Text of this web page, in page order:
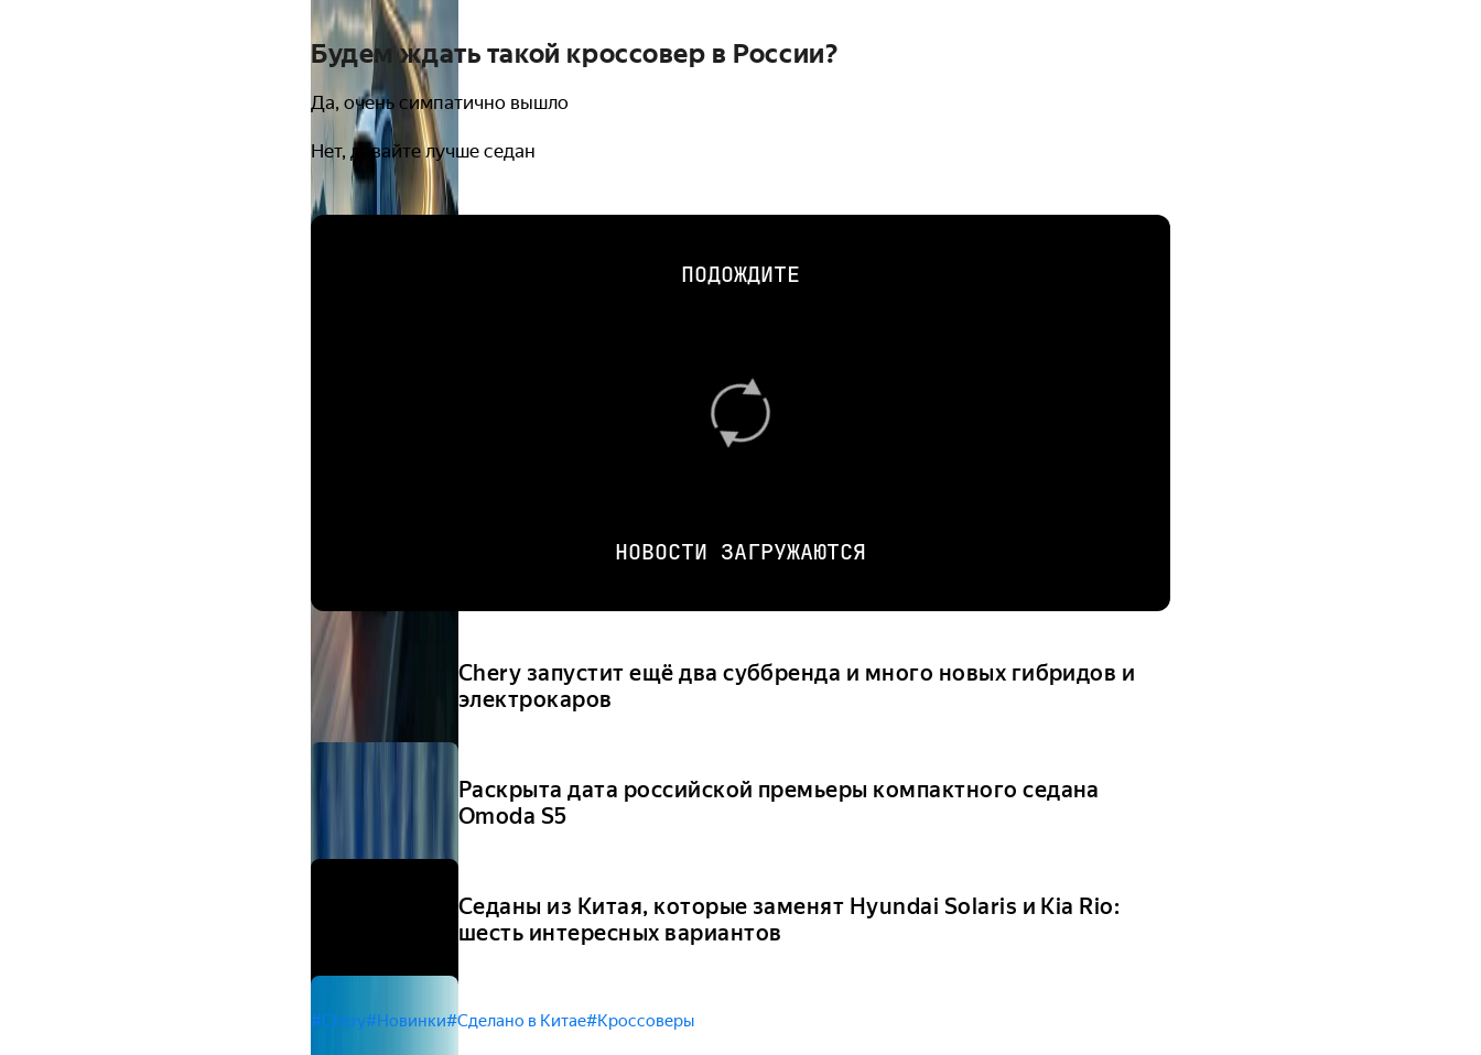
Будем ждать такой кроссовер в России?
Да, очень симпатично вышло
Нет, давайте лучше седан
ПОДОЖДИТЕ
НОВОСТИ ЗАГРУЖАЮТСЯ
Chery запустит ещё два суббренда и много новых гибридов и
электрокаров
Раскрыта дата российской премьеры компактного седана
Omoda S5
Седаны из Китая, которые заменят Hyundai Solaris и Kia Rio:
шесть интересных вариантов
#Chery#Новинки#Сделано в Китае#Кроссоверы